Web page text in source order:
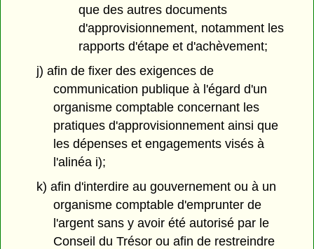
que des autres documents
d'approvisionnement, notamment les
rapports d'étape et d'achèvement;
j) afin de fixer des exigences de
communication publique à l'égard d'un
organisme comptable concernant les
pratiques d'approvisionnement ainsi que
les dépenses et engagements visés à
l'alinéa i);
k) afin d'interdire au gouvernement ou à un
organisme comptable d'emprunter de
l'argent sans y avoir été autorisé par le
Conseil du Trésor ou afin de restreindre